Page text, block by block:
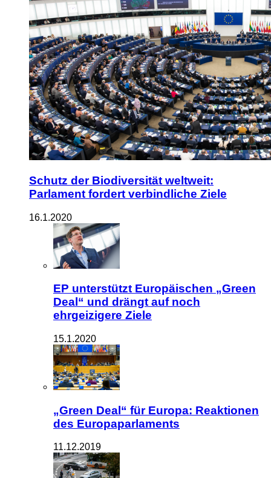
Schutz der Biodiversität weltweit:
Parlament fordert verbindliche Ziele
16.1.2020
EP unterstützt Europäischen „Green
Deal“ und drängt auf noch
ehrgeizigere Ziele
15.1.2020
„Green Deal“ für Europa: Reaktionen
des Europaparlaments
11.12.2019